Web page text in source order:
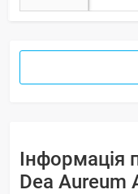
Інформація
Dea Aureum